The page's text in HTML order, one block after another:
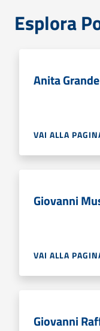
Esplora
Anita Grande
VAI ALLA
Giovanni
VAI ALLA
Giovanni